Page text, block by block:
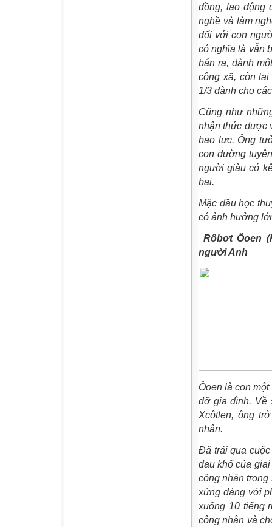
đồng, lao động
nghề và làm
đối với con
có nghĩa là vẫn
bán ra, dành
công xã, còn
1/3 dành cho
Cũng như
nhận thức được
bạo lực. Ông
con đường
người giàu có
bại.
Mặc dầu học
có ảnh hưởng
Rôbơt Ôoen
người Anh
Ôoen là con
đỡ gia đình. Về
Xcôtlen, ông
nhân.
Đã trải qua
đau khổ của
công nhân
xứng đáng với
xuống 10 tiếng
công nhân và